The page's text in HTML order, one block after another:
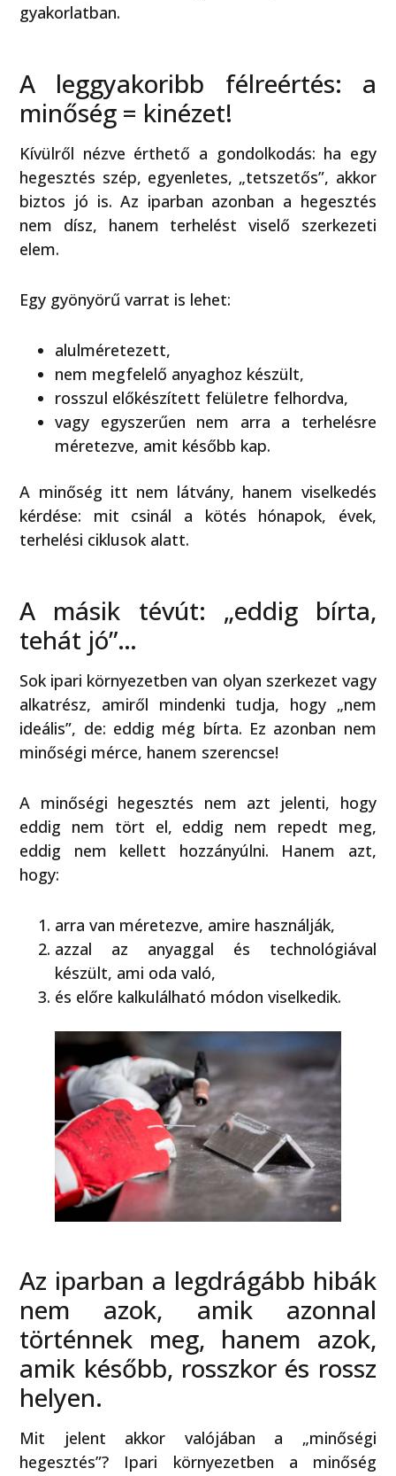
gyakorlatban.
A leggyakoribb félreértés: a
minőség = kinézet!
Kívülről nézve érthető a gondolkodás: ha egy
hegesztés szép, egyenletes, „tetszetős”, akkor
biztos jó is. Az iparban azonban a hegesztés
nem dísz, hanem terhelést viselő szerkezeti
elem.
Egy gyönyörű varrat is lehet:
alulméretezett,
nem megfelelő anyaghoz készült,
rosszul előkészített felületre felhordva,
vagy egyszerűen nem arra a terhelésre
méretezve, amit később kap.
A minőség itt nem látvány, hanem viselkedés
kérdése: mit csinál a kötés hónapok, évek,
terhelési ciklusok alatt.
A másik tévút: „eddig bírta,
tehát jó”…
Sok ipari környezetben van olyan szerkezet vagy
alkatrész, amiről mindenki tudja, hogy „nem
ideális”, de: eddig még bírta. Ez azonban nem
minőségi mérce, hanem szerencse!
A minőségi hegesztés nem azt jelenti, hogy
eddig nem tört el, eddig nem repedt meg,
eddig nem kellett hozzányúlni. Hanem azt,
hogy:
arra van méretezve, amire használják,
azzal az anyaggal és technológiával
készült, ami oda való,
és előre kalkulálható módon viselkedik.
Az iparban a legdrágább hibák
nem azok, amik azonnal
történnek meg, hanem azok,
amik később, rosszkor és rossz
helyen.
Mit jelent akkor valójában a „minőségi
hegesztés”? Ipari környezetben a minőség